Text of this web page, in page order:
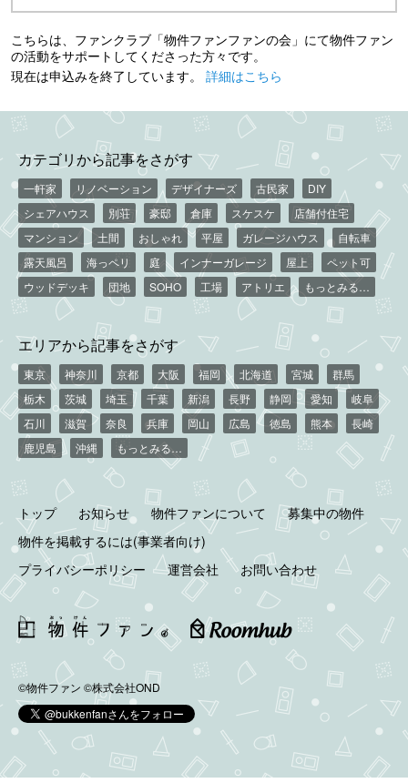
こちらは、ファンクラブ「物件ファンファンの会」にて物件ファン
の活動をサポートしてくださった方々です。
現在は申込みを終了しています。 詳細はこちら
カテゴリから記事をさがす
一軒家 リノベーション デザイナーズ 古民家
DIY
シェアハウス
別荘 豪邸 倉庫 スケスケ
店舗付住宅
マンション
土間 おしゃれ 平屋 ガレージハウス
自転車
露天風呂
海っペリ 庭 インナーガレージ 屋上
ペット可
ウッドデッキ
団地 SOHO 工場 アトリエ もっとみる…
エリアから記事をさがす
東京 神奈川 京都 大阪 福岡 北海道 宮城
群馬
栃木
茨城 埼玉 千葉 新潟 長野 静岡 愛知
岐阜
石川
滋賀 奈良 兵庫 岡山 広島 徳島 熊本
長崎
鹿児島
沖縄 もっとみる…
トップ お知らせ 物件ファンについて
募集中の物件
物件を掲載するには(事業者向け)
プライバシーポリシー
運営会社 お問い合わせ
©物件ファン ©株式会社OND